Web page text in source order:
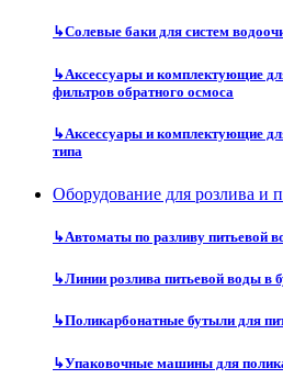
↳Солевые баки для систем
↳Аксессуары и комплектующие
фильтров обратного осмоса
↳Аксессуары и комплектующие
типа
Оборудование для розлива и
↳Автоматы по разливу питьевой
↳Линии розлива питьевой воды в
↳Поликарбонатные бутыли для
↳Упаковочные машины для